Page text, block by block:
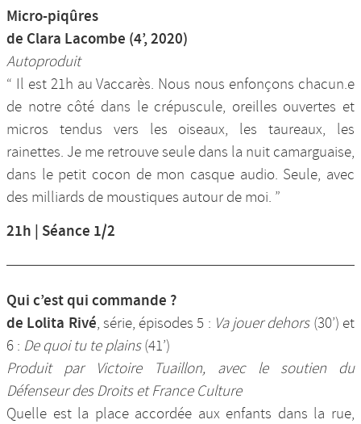
Micro-piqûres
de Clara Lacombe (4’, 2020)
Autoproduit
“ Il est 21h au Vaccarès. Nous nous enfonçons chacun.e
de notre côté dans le crépuscule, oreilles ouvertes et
micros tendus vers les oiseaux, les taureaux, les
rainettes. Je me retrouve seule dans la nuit camarguaise,
dans le petit cocon de mon casque audio. Seule, avec
des milliards de moustiques autour de moi. ”
21h | Séance 1/2
Qui c’est qui commande ?
de Lolita Rivé, série, épisodes 5 : Va jouer dehors(30’) et
6 : De quoi tu te plains(41’)
Produit par Victoire Tuaillon, avec le soutien du
Défenseur des Droits et France Culture
Quelle est la place accordée aux enfants dans la rue,